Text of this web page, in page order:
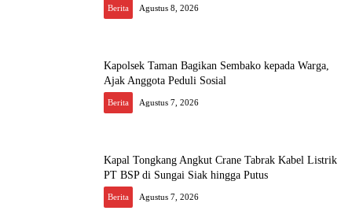
Berita Agustus 8, 2026
Kapolsek Taman Bagikan Sembako kepada Warga,
Ajak Anggota Peduli Sosial
Berita Agustus 7, 2026
Kapal Tongkang Angkut Crane Tabrak Kabel Listrik
PT BSP di Sungai Siak hingga Putus
Berita Agustus 7, 2026